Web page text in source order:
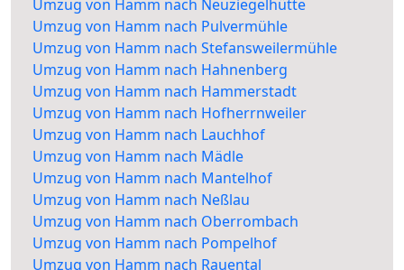
Umzug von Hamm nach Neuziegelhütte
Umzug von Hamm nach Pulvermühle
Umzug von Hamm nach Stefansweilermühle
Umzug von Hamm nach Hahnenberg
Umzug von Hamm nach Hammerstadt
Umzug von Hamm nach Hofherrnweiler
Umzug von Hamm nach Lauchhof
Umzug von Hamm nach Mädle
Umzug von Hamm nach Mantelhof
Umzug von Hamm nach Neßlau
Umzug von Hamm nach Oberrombach
Umzug von Hamm nach Pompelhof
Umzug von Hamm nach Rauental